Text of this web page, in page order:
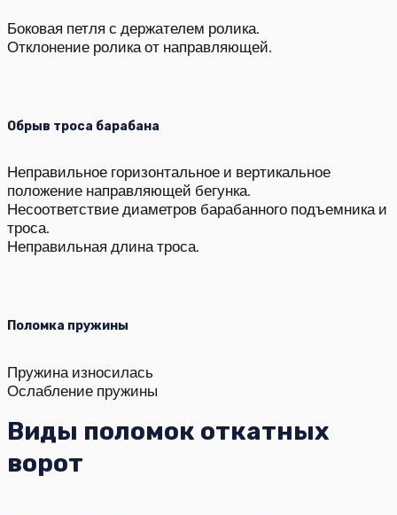
Боковая петля с держателем ролика.
Отклонение ролика от направляющей.
Обрыв троса барабана
Неправильное горизонтальное и вертикальное
положение направляющей бегунка.
Несоответствие диаметров барабанного подъемника и
троса.
Неправильная длина троса.
Поломка пружины
Пружина износилась
Ослабление пружины
Виды поломок откатных
ворот